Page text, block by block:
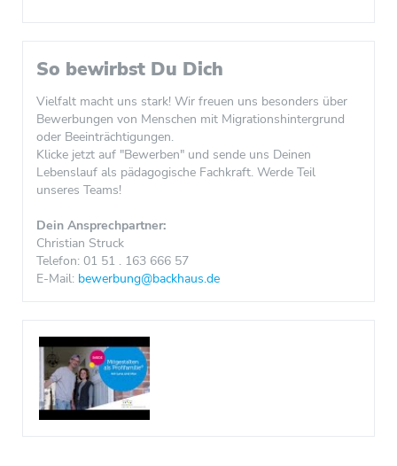
So bewirbst Du Dich
Vielfalt macht uns stark! Wir freuen uns besonders über
Bewerbungen von Menschen mit Migrationshintergrund
oder Beeinträchtigungen.
Klicke jetzt auf "Bewerben" und sende uns Deinen
Lebenslauf als pädagogische Fachkraft. Werde Teil
unseres Teams!
Dein Ansprechpartner:
Christian Struck
Telefon: 01 51 . 163 666 57
E-Mail: bewerbung@backhaus.de